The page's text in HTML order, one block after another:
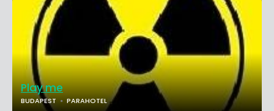
Play me
BUDAPEST PARAHOTEL